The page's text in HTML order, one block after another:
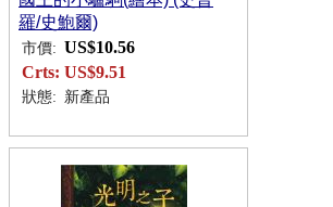
羅/史鮑爾)
市價: US$10.56
Crts: US$9.51
狀態: 新產品